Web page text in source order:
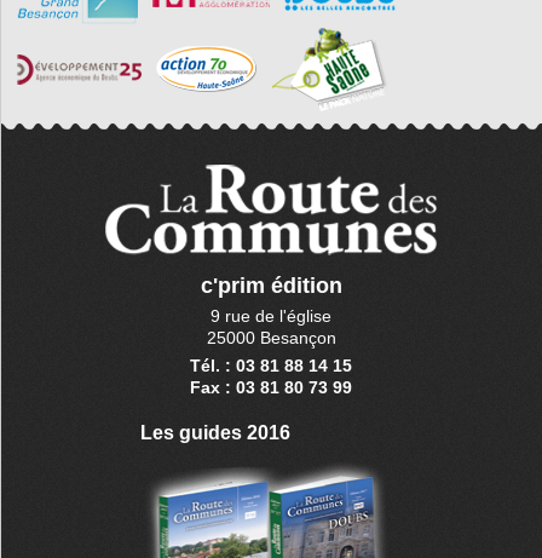
c'prim édition
9 rue de l'église
25000 Besançon
Tél. : 03 81 88 14 15
Fax : 03 81 80 73 99
Les guides 2016